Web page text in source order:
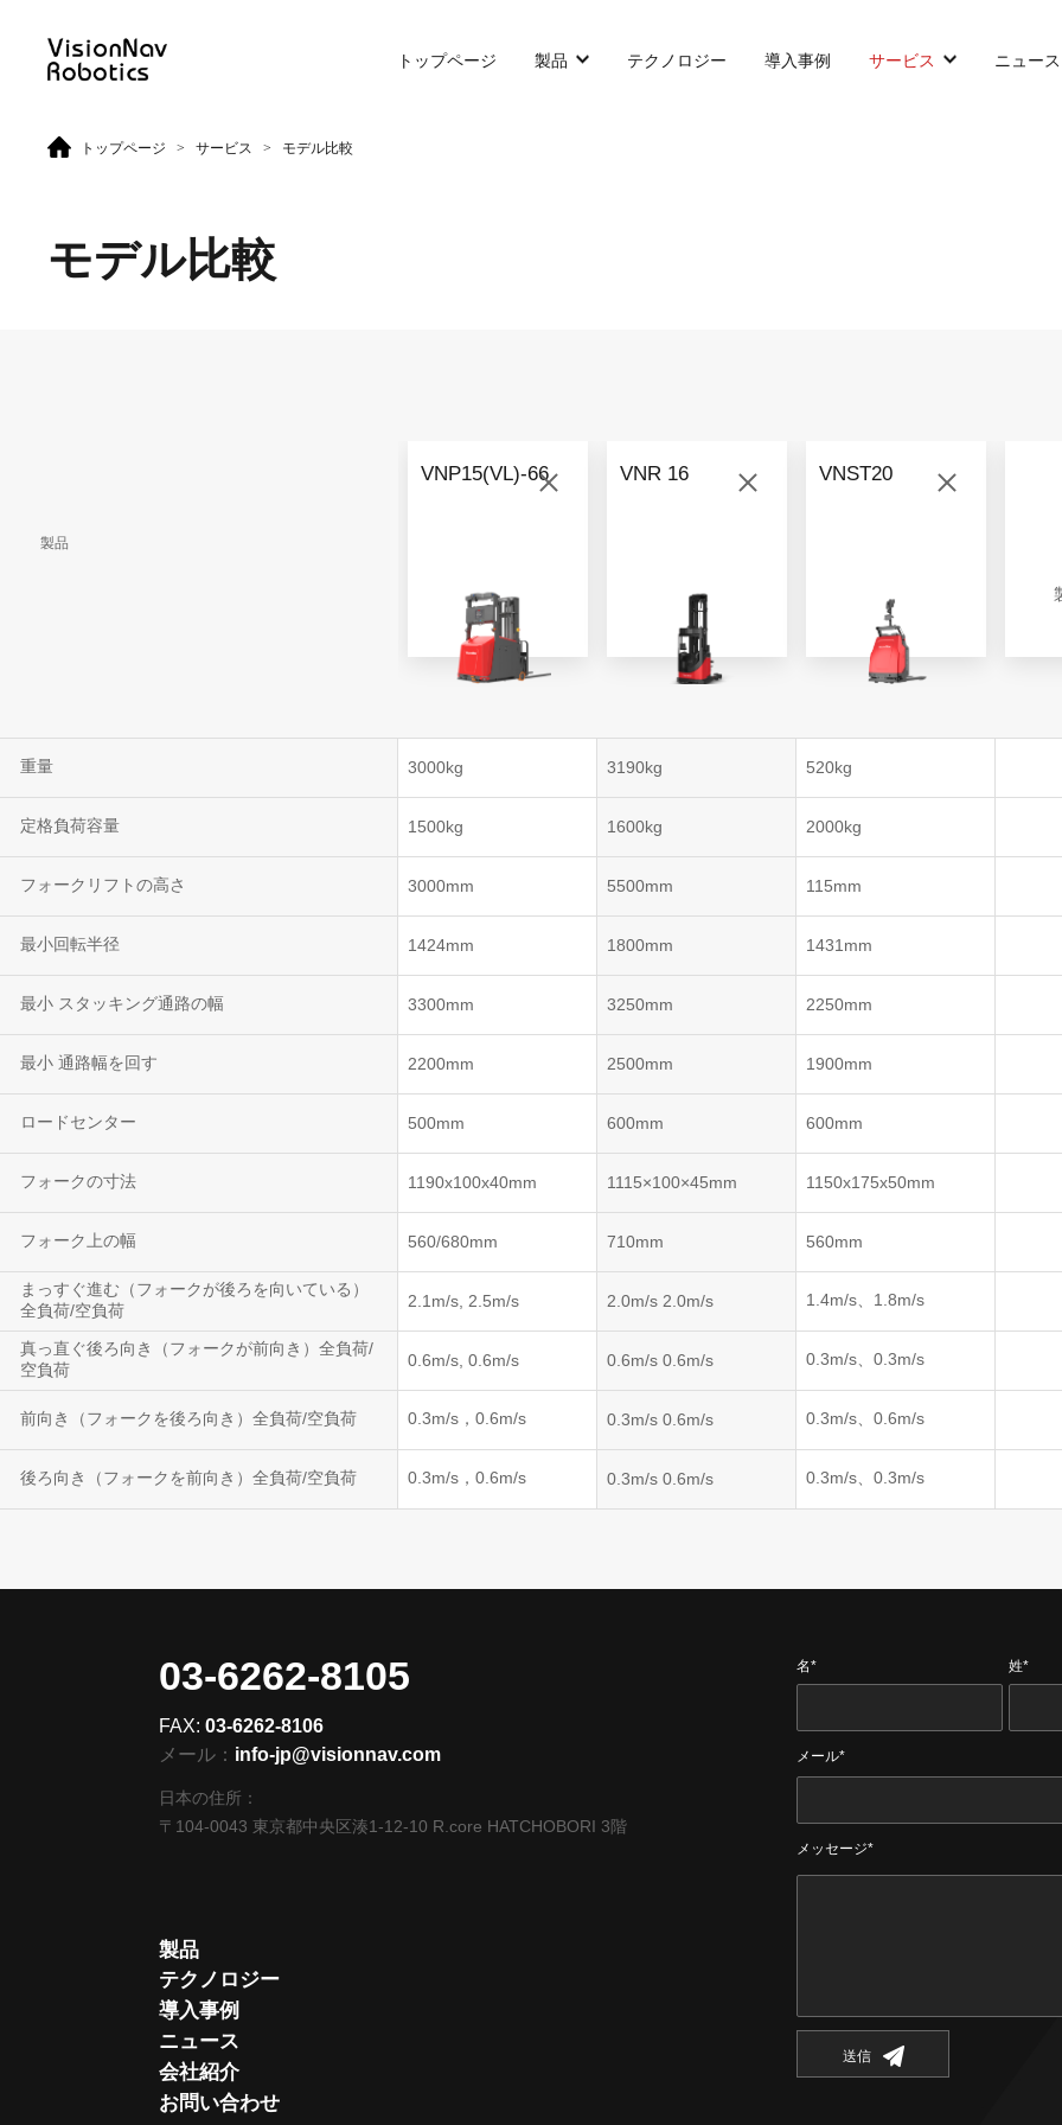
トップページ 製品 テクノロジー 導入事例 サービス ニュース
VNE40-66 VNP15(VL)-07
VNP20(VL)-07
自律走行搬送ロボット
RCS(ロボットコ
RCS(ロボットコ
トップページ > サービス > モデル比較
モデル比較
製品
重量
定格負荷容量
フォークリフトの高さ
最小回転半径
最小 スタッキング通路の幅
最小 通路幅を回す
ロードセンター
フォークの寸法
フォーク上の幅
まっすぐ進む（フォークが後ろを向いている）
全負荷/空負荷
真っ直ぐ後ろ向き（フォークが前向き）全負荷/
空負荷
前向き（フォークを後ろ向き）全負荷/空負荷
後ろ向き（フォークを前向き）全負荷/空負荷
VNP15(VL)-66
3000kg
1500kg
3000mm
1424mm
3300mm
2200mm
500mm
1190x100x40mm
560/680mm
2.1m/s, 2.5m/s
0.6m/s, 0.6m/s
0.3m/s，0.6m/s
0.3m/s，0.6m/s
VNR 16
3190kg
1600kg
5500mm
1800mm
3250mm
2500mm
600mm
1115×100×45mm
710mm
2.0m/s 2.0m/s
0.6m/s 0.6m/s
0.3m/s 0.6m/s
0.3m/s 0.6m/s
VNST20
520kg
2000kg
115mm
1431mm
2250mm
1900mm
600mm
1150x175x50mm
560mm
1.4m/s、1.8m/s
0.3m/s、0.3m/s
0.3m/s、0.6m/s
0.3m/s、0.3m/s
03-6262-8105
FAX:03-6262-8106
メール： info-jp@visionnav.com
日本の住所：
〒104-0043 東京都中央区湊1-12-10 R.core HATCHOBORI 3階
製品
テクノロジー
導入事例
ニュース
会社紹介
お問い合わせ
名* 姓*
メール*
メッセージ*
送信